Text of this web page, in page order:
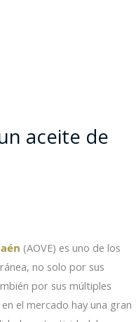
aceite de
(AOVE) es uno de los
no solo por sus
por sus múltiples
el mercado hay una gran